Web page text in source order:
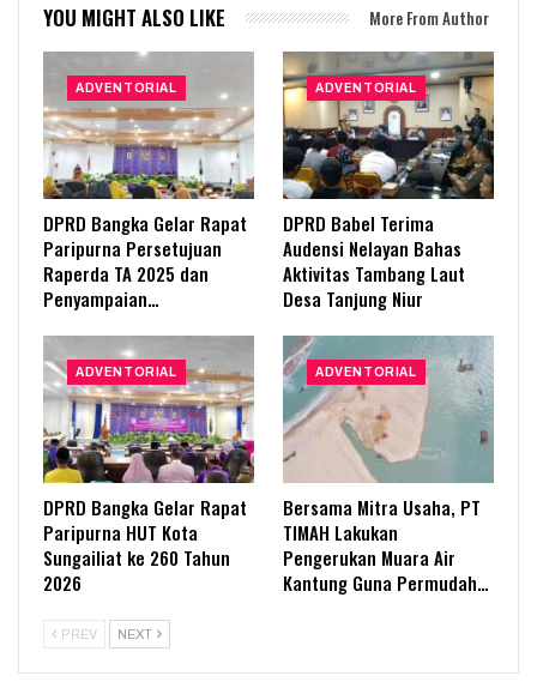
YOU MIGHT ALSO LIKE More From Author
ADVENTORIAL
DPRD Bangka Gelar Rapat
Paripurna Persetujuan
Raperda TA 2025 dan
Penyampaian…
ADVENTORIAL
DPRD Babel Terima
Audensi Nelayan Bahas
Aktivitas Tambang Laut
Desa Tanjung Niur
ADVENTORIAL
DPRD Bangka Gelar Rapat
Paripurna HUT Kota
Sungailiat ke 260 Tahun
2026
ADVENTORIAL
Bersama Mitra Usaha, PT
TIMAH Lakukan
Pengerukan Muara Air
Kantung Guna Permudah…
PREV NEXT